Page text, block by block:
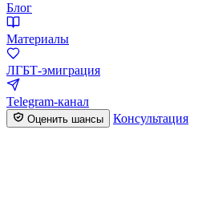
Блог
Материалы
ЛГБТ-эмиграция
Telegram-канал
Оценить шансы Консультация